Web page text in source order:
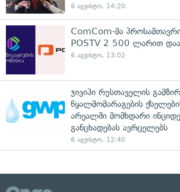
6 აგვისტო, 14:20
ComCom-მა
POSTV 2 500 ლარით
6 აგვისტო, 13:02
ჯივიპი რუსთაველის
წყალმომარაგების
არეალში მომხდარი
განცხადებას ავრცელებს
6 აგვისტო, 12:40